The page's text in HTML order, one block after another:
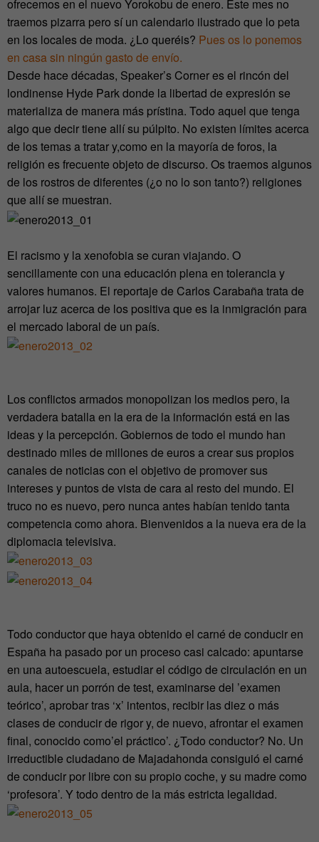
ofrecemos en el nuevo Yorokobu de enero. Este mes no
traemos pizarra pero sí un calendario ilustrado que lo peta
en los locales de moda. ¿Lo queréis? Pues os lo ponemos
en casa sin ningún gasto de envío.
Desde hace décadas, Speaker’s Corner es el rincón del
londinense Hyde Park donde la libertad de expresión se
materializa de manera más prístina. Todo aquel que tenga
algo que decir tiene allí su púlpito. No existen límites acerca
de los temas a tratar y,como en la mayoría de foros, la
religión es frecuente objeto de discurso. Os traemos algunos
de los rostros de diferentes (¿o no lo son tanto?) religiones
que allí se muestran.
El racismo y la xenofobia se curan viajando. O
sencillamente con una educación plena en tolerancia y
valores humanos. El reportaje de Carlos Carabaña trata de
arrojar luz acerca de los positiva que es la inmigración para
el mercado laboral de un país.
Los conflictos armados monopolizan los medios pero, la
verdadera batalla en la era de la información está en las
ideas y la percepción. Gobiernos de todo el mundo han
destinado miles de millones de euros a crear sus propios
canales de noticias con el objetivo de promover sus
intereses y puntos de vista de cara al resto del mundo. El
truco no es nuevo, pero nunca antes habían tenido tanta
competencia como ahora. Bienvenidos a la nueva era de la
diplomacia televisiva.
Todo conductor que haya obtenido el carné de conducir en
España ha pasado por un proceso casi calcado: apuntarse
en una autoescuela, estudiar el código de circulación en un
aula, hacer un porrón de test, examinarse del ’examen
teórico’, aprobar tras ‘x’ intentos, recibir las diez o más
clases de conducir de rigor y, de nuevo, afrontar el examen
final, conocido como’el práctico’. ¿Todo conductor? No. Un
irreductible ciudadano de Majadahonda consiguió el carné
de conducir por libre con su propio coche, y su madre como
‘profesora’. Y todo dentro de la más estricta legalidad.